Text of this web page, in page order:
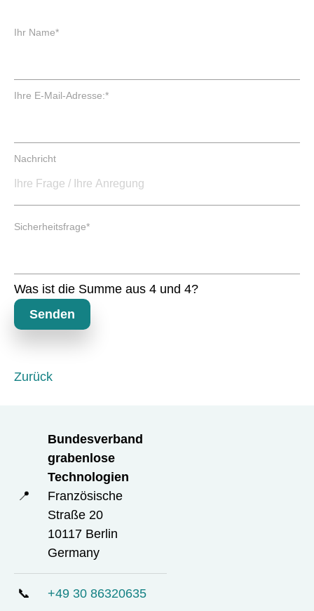
P
h
e
l
Ihr Name*
P
h
t
l
Ihre E-Mail-Adresse:*
Nachricht
P
h
f
d
Sicherheitsfrage*
Was ist die Summe aus 4 und 4?
Senden
Zurück
📍
Bundesverband
grabenlose
Technologien
Französische
Straße 20
10117 Berlin
Germany
📞 +49 30 86320635